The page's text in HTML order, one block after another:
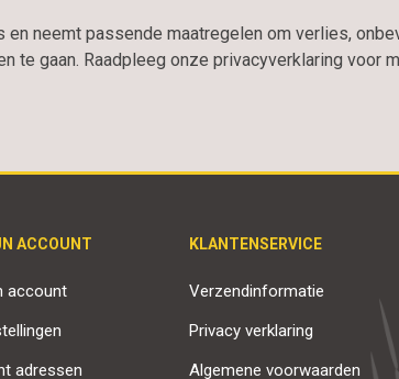
neemt passende maatregelen om verlies,
gaan. Raadpleeg onze privacyverklaring voor
ACCOUNT
account
adressen
KLANTENSERVICE
Verzendinformatie
Privacy verklaring
Algemene voorwaarden